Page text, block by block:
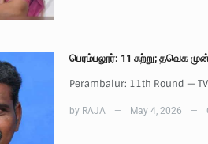
பெரம்பலூர்: 11 சுற்று; தவெக
Perambalur: 11th Round —
by RAJA — May 4, 2026 —